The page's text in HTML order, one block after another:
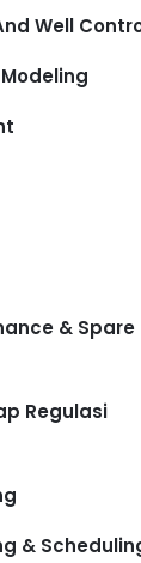
Well
& Spare
Regulasi
&